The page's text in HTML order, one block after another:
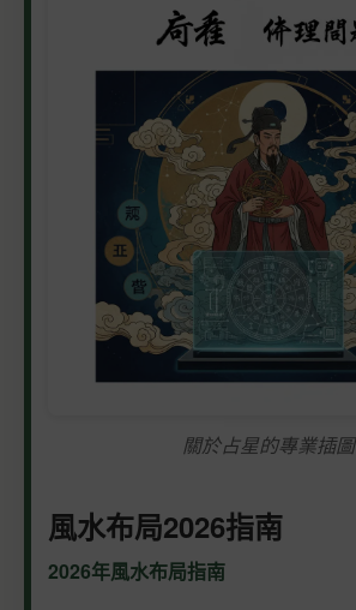
關於占星的專業插圖
風水布局2026指南
2026年風水布局指南